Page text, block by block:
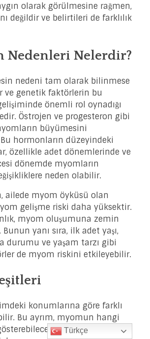
olarak görülmesine rağmen,
değildir ve belirtileri de farklılık
Nedenleri Nelerdir?
nedeni tam olarak bilinmese
ve genetik faktörlerin bu
önemli rol oynadığı
Östrojen ve progesteron gibi
büyümesini
hormonların düzeyindeki
özellikle adet dönemlerinde ve
dönemde myomların
neden olabilir.
ailede myom öyküsü olan
gelişme riski daha yüksektir.
myom oluşumuna zemin
yanı sıra, ilk adet yaşı,
durumu ve yaşam tarzı gibi
de myom riskini etkileyebilir.
konumlarına göre farklı
Bu ayrım, myomun hangi
ve hangi tedavi
Türkçe